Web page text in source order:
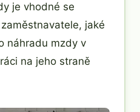
je vhodné se
jaké
náhradu mzdy v
na jeho straně